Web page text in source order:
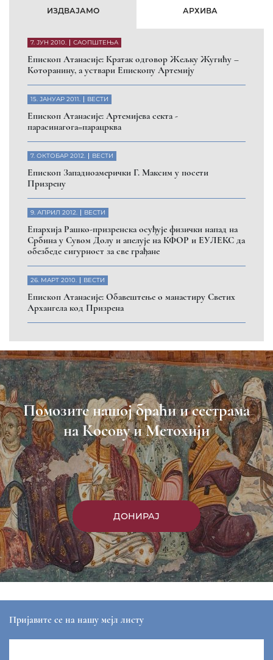
ИЗДВАЈАМО АРХИВА
7. ЈУН 2010. САОПШТЕЊА
Eпископ Атанасије: Кратак одговор Жељку Жугићу –
Которанину, а уствари Епископу Артемију
15. ЈАНУАР 2011. ВЕСТИ
Eпископ Атанасије: Артемијева секта -
парасинагога=парацрква
7. ОКТОБАР 2012. ВЕСТИ
Eпископ Западноамерички Г. Максим у посети
Призрену
9. АПРИЛ 2012. ВЕСТИ
Eпархија Рашко-призренска осуђује физички напад на
Србина у Сувом Долу и апелује на КФОР и ЕУЛЕКС да
обезбеде сигурност за све грађане
26. МАРТ 2010. ВЕСТИ
Eпископ Атанасије: Обавештење о манастиру Светих
Архангела код Призрена
Помозите нашој браћи и сестрама
на Косову и Метохији
ДОНИРАЈ
Пријавите се на нашу мејл листу